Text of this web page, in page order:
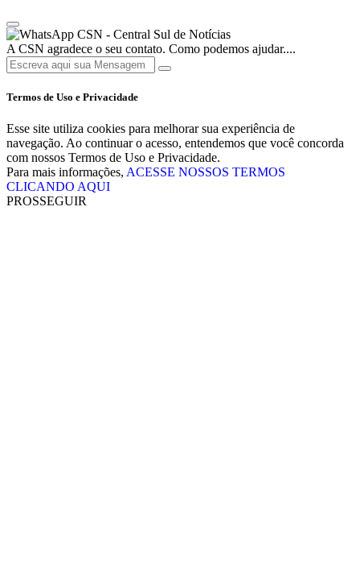
CSN - Central Sul de Notícias
A CSN agradece o seu contato. Como podemos ajudar....
Termos de Uso e Privacidade
Esse site utiliza cookies para melhorar sua experiência de
navegação. Ao continuar o acesso, entendemos que você concorda
com nossos Termos de Uso e Privacidade.
Para mais informações, ACESSE NOSSOS TERMOS
CLICANDO AQUI
PROSSEGUIR